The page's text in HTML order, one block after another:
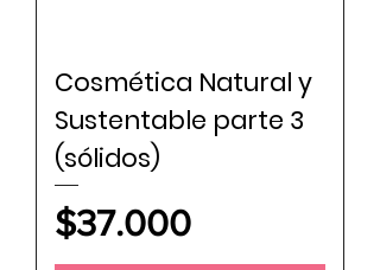
Cosmética Natural y
Sustentable parte 3
(sólidos)
Price
$37.000